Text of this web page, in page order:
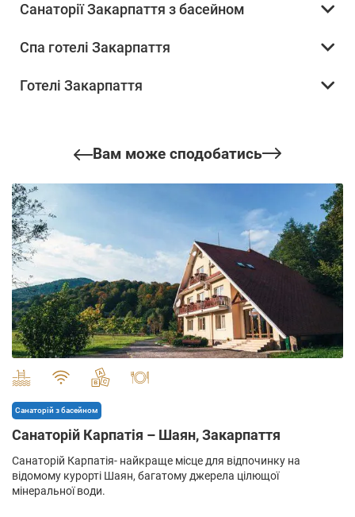
Санаторії Закарпаття з басейном
Спа готелі Закарпаття
Готелі Закарпаття
Вам може сподобатись
Санаторій з басейном
Cанаторій Карпатія – Шаян, Закарпаття
Санаторій Карпатія- найкраще місце для відпочинку на
відомому курорті Шаян, багатому джерела цілющої
мінеральної води.